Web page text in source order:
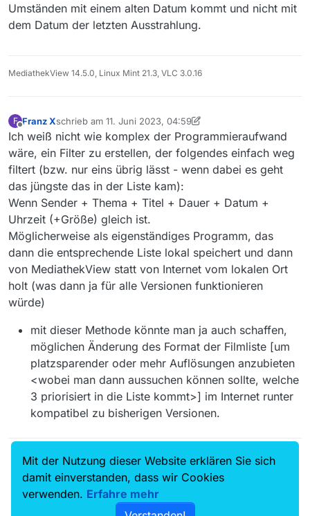
Umständen mit einem alten Datum kommt und nicht mit
dem Datum der letzten Ausstrahlung.
MediathekView 14.5.0, Linux Mint 21.3, VLC 3.0.16
F
Offline
Franz Xschrieb am 11. Juni 2023, 04:59
zuletzt editiert von Franz X6. Nov. 2023, 07:18
Ich weiß nicht wie komplex der Programmieraufwand
wäre, ein Filter zu erstellen, der folgendes einfach weg
filtert (bzw. nur eins übrig lässt - wenn dabei es geht
das jüngste das in der Liste kam):
Wenn Sender + Thema + Titel + Dauer + Datum +
Uhrzeit (+Größe) gleich ist.
Möglicherweise als eigenständiges Programm, das
dann die entsprechende Liste lokal speichert und dann
von MediathekView statt von Internet vom lokalen Ort
holt (was dann ja für alle Versionen funktionieren
würde)
mit dieser Methode könnte man ja auch schaffen,
möglichen Änderung des Format der Filmliste [um
platzsparender oder mehr Auflösungen anzubieten
<wobei man dann aussuchen können sollte, welche
3 priorisiert in die Liste kommt>] im Internet runter
kompatibel zu bisherigen Versionen.
mac-christianhat am12. Juli 2023, 18:05auf dieses Thema
verwiesen
Mit der Nutzung dieser Website erklären Sie sich
damit einverstanden, dass wir Cookies
verwenden. Erfahre mehr